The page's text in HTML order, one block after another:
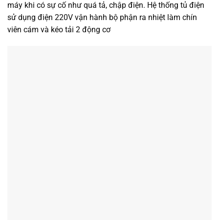
máy khi có sự cố như quá tả, chập điện. Hệ thống tủ điện
sử dụng điện 220V vận hành bộ phận ra nhiệt làm chín
viên cám và kéo tải 2 động cơ